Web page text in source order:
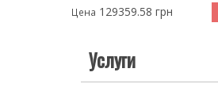
Цена 129359.58 грн
Услуги